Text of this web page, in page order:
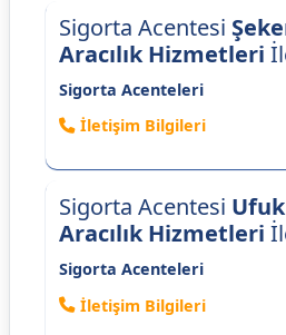
Sigorta Acentesi
Aracılık Hizmetleri
Sigorta Acenteleri
İletişim Bilgileri
Sigorta Acentesi
Aracılık Hizmetleri
Sigorta Acenteleri
İletişim Bilgileri